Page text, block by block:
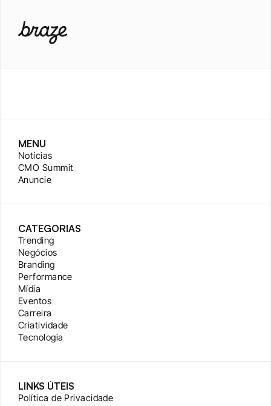
MENU
Notícias
CMO Summit
Anuncie
CATEGORIAS
Trending
Negócios
Branding
Performance
Mídia
Eventos
Carreira
Criatividade
Tecnologia
LINKS ÚTEIS
Política de Privacidade